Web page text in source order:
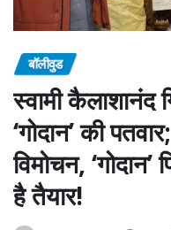
बॉलीवुड
स्वामी कैलाशानंद
‘गोदान’ की
विमोचन,
है तैयार!